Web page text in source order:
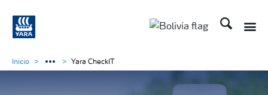
Buscar
Inicio Yara CheckIT